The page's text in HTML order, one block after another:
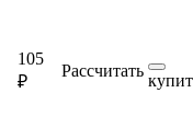
105
₽
Рассчитать